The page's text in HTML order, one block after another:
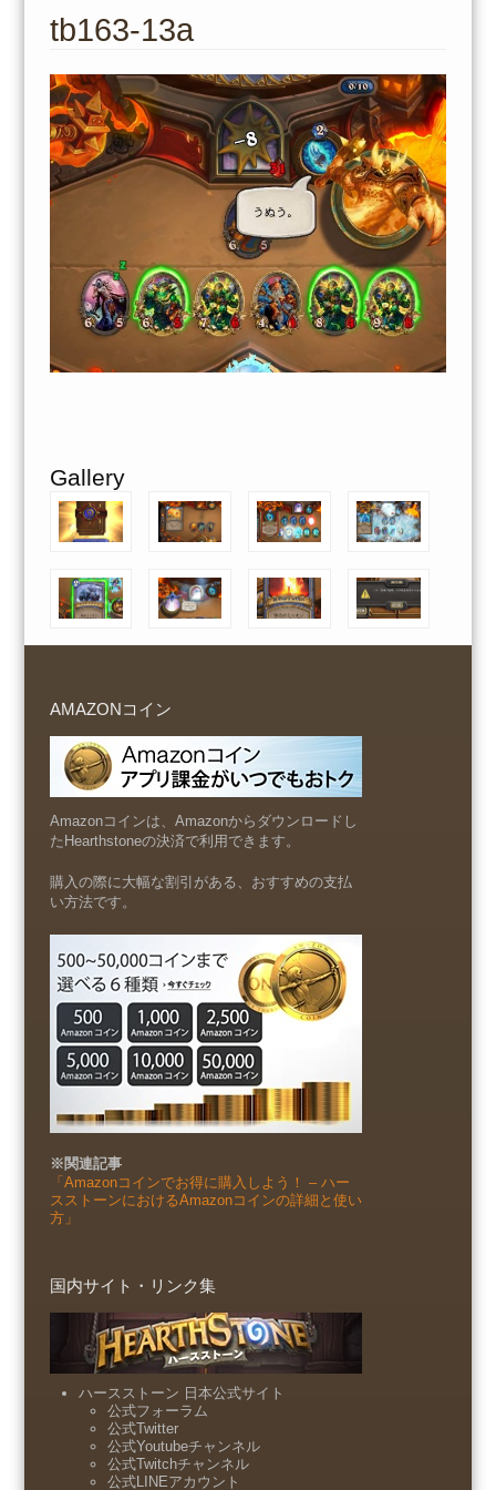
content
tb163-13a
Gallery
AMAZONコイン
Amazonコインは、Amazonからダウンロードし
たHearthstoneの決済で利用できます。
購入の際に大幅な割引がある、おすすめの支払
い方法です。
※関連記事
「Amazonコインでお得に購入しよう！ – ハー
スストーンにおけるAmazonコインの詳細と使い
方」
国内サイト・リンク集
ハースストーン 日本公式サイト
公式フォーラム
公式Twitter
公式Youtubeチャンネル
公式Twitchチャンネル
公式LINEアカウント